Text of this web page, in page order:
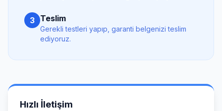
3 Teslim
Gerekli testleri yapıp, garanti belgenizi teslim
ediyoruz.
Hızlı İletişim